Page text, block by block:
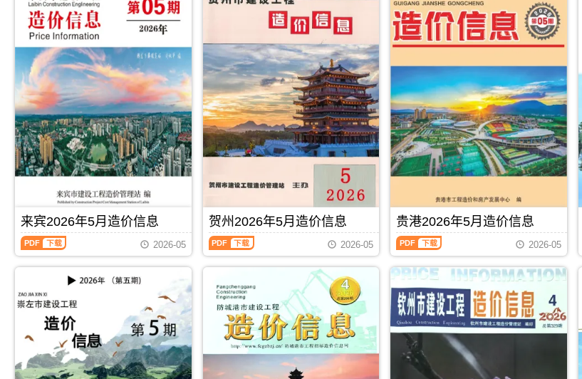
于
河
池
工
投
估
算
编
制
兴
业
县、
容
县、
博
白
县、
北
流
县.，
玉
林
市
造
息
期
刊
PDF
来
工
程
材
料
指
导
价，
来
宾
市
信
期
刊
PDF
平
南
县.，
贵
市
价
信
息
期
刊
PDF
价
息
发
布，
用
于
桂
林
工
程
施
算
编
制，
属
于
林
市
建
招
网
发
布，
用
于
崇
左
工
程
同
款
确
定
与
调
整，
于
工
信
息
网
发
于
北
海
工
程
全
过
程
管
控，
属
于
北
海
工
程
材
料
价
造
信
（河
池
建
设
工
程
造
价
信
由
河
池
市
建
造
价
网
布，
用
PDF 下载
（玉
建
设
工
程
造
价
息）
刊，
由
玉
林
市
建
造
PDF 下载
月
厂
商
报
林
建
材
厂
商
报
价）
期
玉
林
市
建
设
造
价
信
息
网
发
布，
覆
PDF 下载
来宾2026年5月造价信息
来
宾
月
造
信
（来
宾
2026-05
贺州2026年5月造价信息
贺
州
月
（贺
州
2026-05
贵港2026年5月造价信息
贵
港
年
5
月
造
价
信
（贵
2026-05